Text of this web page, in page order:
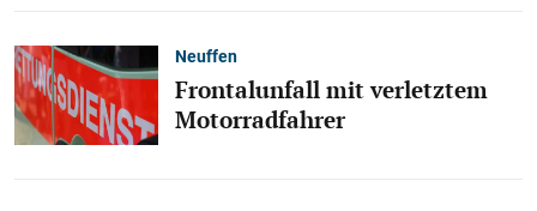
Neuffen
Frontalunfall mit verletztem
Motorradfahrer